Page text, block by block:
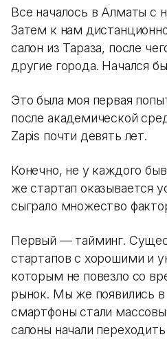
Все началось в Алматы с
Затем к нам
салон из Тараза, после
другие города. Начался
Это была моя первая
после академической
Zapis почти девять лет.
Конечно, не у каждого
же стартап оказывается
сыграло множество
Первый — тайминг.
стартапов с хорошими и
которым не повезло со
рынок. Мы же появились
смартфоны стали
салоны начали